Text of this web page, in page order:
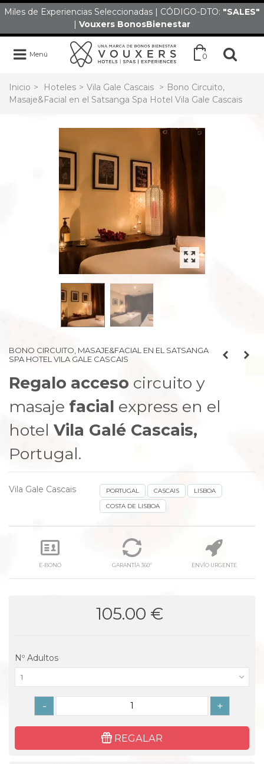
Miles de Experiencias Seleccionadas | CÓDIGO-DTO: "SALES"
| Vouxers BonosBienestar
Menú 0
Inicio > Hoteles > Vila Gale Cascais > Bono Circuito,
Masaje&Facial en el Satsanga Spa Hotel Vila Gale Cascais
BONO CIRCUITO, MASAJE&FACIAL EN EL SATSANGA
SPA HOTEL VILA GALE CASCAIS
Regalo acceso circuito y
masaje facial express en el
hotel Vila Galé Cascais,
Portugal.
Vila Gale Cascais PORTUGAL CASCAIS
LISBOA
COSTA DE LISBOA
E-BONO GARANTÍA 360º ENVÍO URGENTE
105.00 €
Nº Adultos
1
- +
REGALAR